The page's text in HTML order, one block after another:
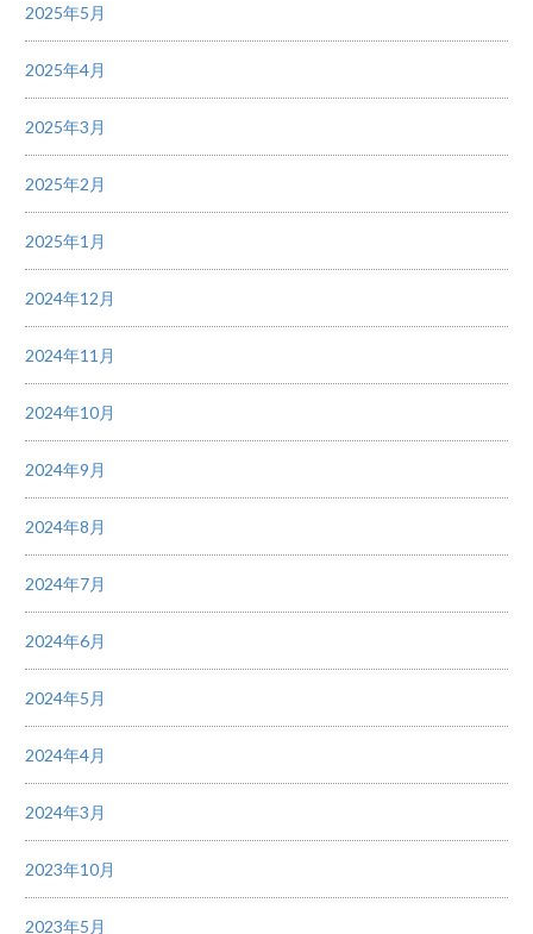
2025年5月
2025年4月
2025年3月
2025年2月
2025年1月
2024年12月
2024年11月
2024年10月
2024年9月
2024年8月
2024年7月
2024年6月
2024年5月
2024年4月
2024年3月
2023年10月
2023年5月